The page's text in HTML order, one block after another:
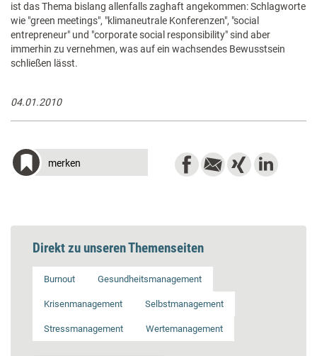
ist das Thema bislang allenfalls zaghaft angekommen: Schlagworte
wie "green meetings", "klimaneutrale Konferenzen", "social
entrepreneur" und "corporate social responsibility" sind aber
immerhin zu vernehmen, was auf ein wachsendes Bewusstsein
schließen lässt.
04.01.2010
merken
Direkt zu unseren Themenseiten
Burnout Gesundheitsmanagement
Krisenmanagement Selbstmanagement
Stressmanagement Wertemanagement